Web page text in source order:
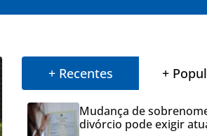
+ Recentes +
Mudança de
divórcio pode exigir